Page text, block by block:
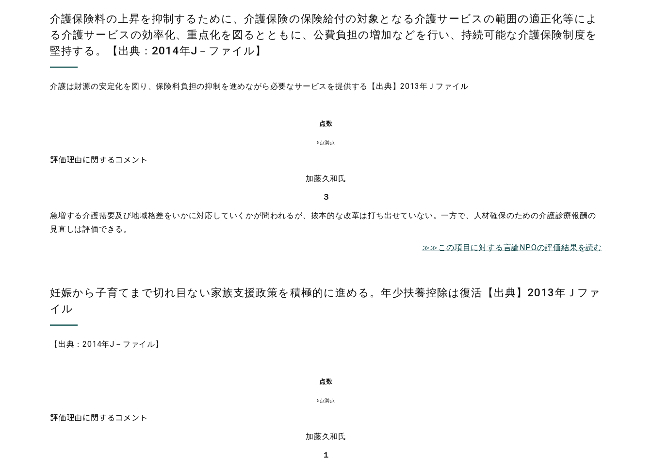
介護保険料の上昇を抑制するために、介護保険の保険給付の対象となる介護サービスの範囲の適正化等によ
る介護サービスの効率化、重点化を図るとともに、公費負担の増加などを行い、持続可能な介護保険制度を
堅持する。【出典：2014年J－ファイル】
介護は財源の安定化を図り、保険料負担の抑制を進めながら必要なサービスを提供する【出典】2013年Ｊファイル
点数
5点満点
評価理由に関するコメント
加藤久和氏
３
急増する介護需要及び地域格差をいかに対応していくかが問われるが、抜本的な改革は打ち出せていない。一方で、人材確保のための介護診療報酬の
見直しは評価できる。
≫≫この項目に対する言論NPOの評価結果を読む
妊娠から子育てまで切れ目ない家族支援政策を積極的に進める。年少扶養控除は復活【出典】2013年Ｊファ
イル
【出典：2014年J－ファイル】
点数
5点満点
評価理由に関するコメント
加藤久和氏
１